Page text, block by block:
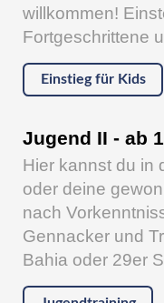
willkommen!
Fortgeschrittene
Einstieg für Kids
Jugend II - ab
Hier kannst du in
oder deine
nach
Gennacker und
Bahia oder 29er